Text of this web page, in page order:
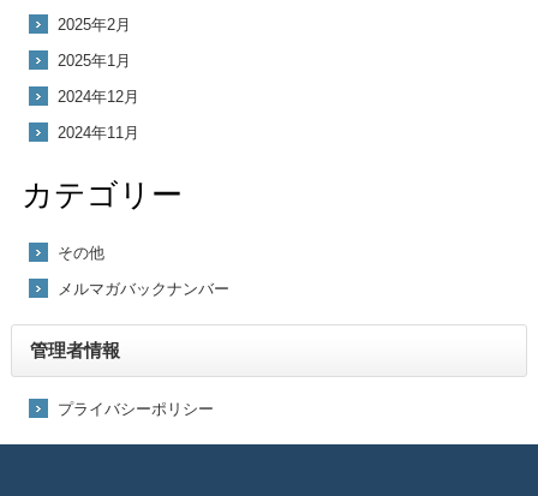
2025年2月
2025年1月
2024年12月
2024年11月
カテゴリー
その他
メルマガバックナンバー
管理者情報
プライバシーポリシー